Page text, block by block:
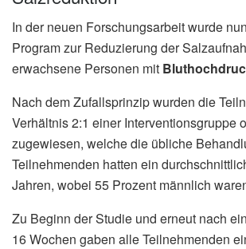
In der neuen Forschungsarbeit wurde
Program zur Reduzierung der
erwachsene Personen mit
Nach dem Zufallsprinzip wurden die
Verhältnis 2:1 einer Interventionsgruppe
zugewiesen, welche die übliche
Teilnehmenden hatten ein
Jahren, wobei 55 Prozent männlich
Zu Beginn der Studie und erneut nach
16 Wochen gaben alle Teilnehmenden